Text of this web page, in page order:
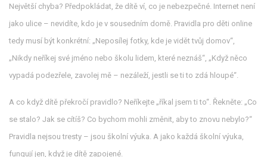
Největší chyba? Předpokládat, že dítě ví, co je nebezpečné. Internet není
jako ulice – nevidíte, kdo je v sousedním domě. Pravidla pro děti online
tedy musí být konkrétní: „Neposílej fotky, kde je vidět tvůj domov“,
„Nikdy neříkej své jméno nebo školu lidem, které neznáš“, „Když něco
vypadá podezřele, zavolej mě – nezáleží, jestli se ti to zdá hloupé“.
A co když dítě překročí pravidlo? Neříkejte „říkal jsem ti to“. Řekněte: „Co
se stalo? Jak se cítíš? Co bychom mohli změnit, aby to znovu nebylo?“
Pravidla nejsou tresty – jsou školní výuka. A jako každá školní výuka,
fungují jen, když je dítě zapojené.